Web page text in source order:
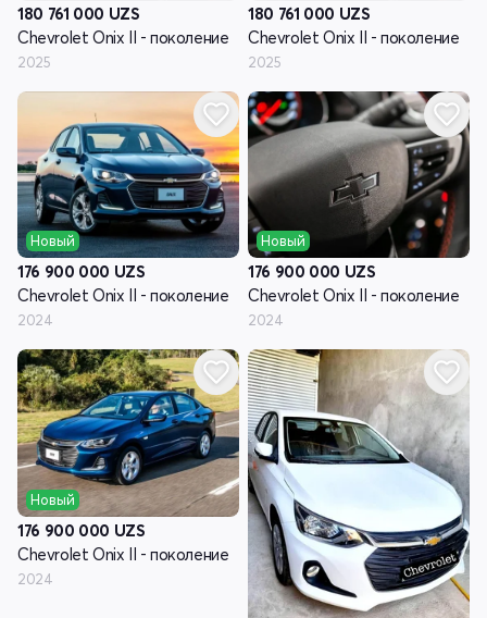
180 761 000 UZS
Chevrolet Onix II - поколение
2025
180 761 000 UZS
Chevrolet Onix II - поколение
2025
Новый
176 900 000 UZS
Chevrolet Onix II - поколение
2024
Новый
176 900 000 UZS
Chevrolet Onix II - поколение
2024
Новый
176 900 000 UZS
Chevrolet Onix II - поколение
2024